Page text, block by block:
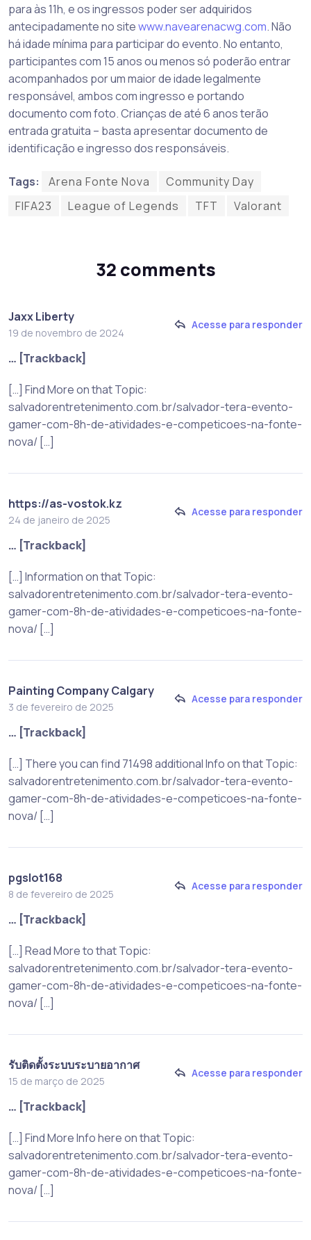
para às 11h, e os ingressos poder ser adquiridos
antecipadamente no sitewww.navearenacwg.com. Não
há idade mínima para participar do evento. No entanto,
participantes com 15 anos ou menos só poderão entrar
acompanhados por um maior de idade legalmente
responsável, ambos com ingresso e portando
documento com foto. Crianças de até 6 anos terão
entrada gratuita – basta apresentar documento de
identificação e ingresso dos responsáveis.
Tags: Arena Fonte Nova
Community Day
FIFA23
League of Legends TFT Valorant
32 comments
Jaxx Liberty
19 de novembro de 2024
Acesse para responder
… [Trackback]
[…] Find More on that Topic:
salvadorentretenimento.com.br/salvador-tera-evento-
gamer-com-8h-de-atividades-e-competicoes-na-fonte-
nova/ […]
https://as-vostok.kz
24 de janeiro de 2025
Acesse para responder
… [Trackback]
[…] Information on that Topic:
salvadorentretenimento.com.br/salvador-tera-evento-
gamer-com-8h-de-atividades-e-competicoes-na-fonte-
nova/ […]
Painting Company Calgary
3 de fevereiro de 2025
Acesse para responder
… [Trackback]
[…] There you can find 71498 additional Info on that Topic:
salvadorentretenimento.com.br/salvador-tera-evento-
gamer-com-8h-de-atividades-e-competicoes-na-fonte-
nova/ […]
pgslot168
8 de fevereiro de 2025
Acesse para responder
… [Trackback]
[…] Read More to that Topic:
salvadorentretenimento.com.br/salvador-tera-evento-
gamer-com-8h-de-atividades-e-competicoes-na-fonte-
nova/ […]
รับติดตั้งระบบระบายอากาศ
15 de março de 2025
Acesse para responder
… [Trackback]
[…] Find More Info here on that Topic:
salvadorentretenimento.com.br/salvador-tera-evento-
gamer-com-8h-de-atividades-e-competicoes-na-fonte-
nova/ […]